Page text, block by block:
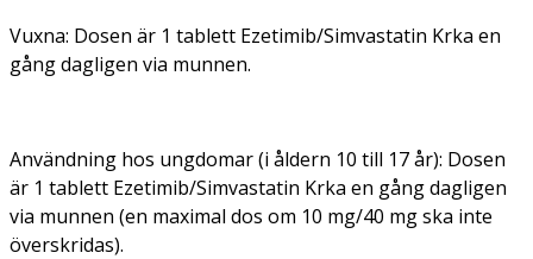
Vuxna: Dosen är 1 tablett Ezetimib/Simvastatin Krka en
gång dagligen via munnen.
Användning hos ungdomar (i åldern 10 till 17 år): Dosen
är 1 tablett Ezetimib/Simvastatin Krka en gång dagligen
via munnen (en maximal dos om 10 mg/40 mg ska inte
överskridas).